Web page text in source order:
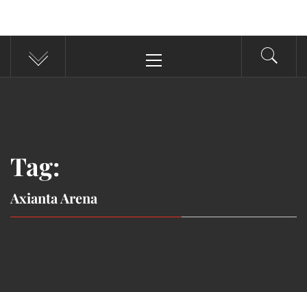
Menu
Tag:
Axianta Arena